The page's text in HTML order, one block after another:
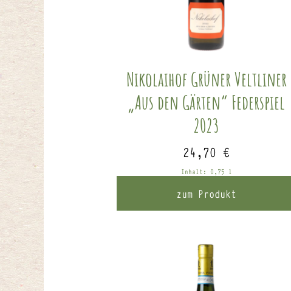
Nikolaihof Grüner Veltliner
„Aus den Gärten“ Federspiel
2023
24,70€
Inhalt: 0,75 l
zum Produkt